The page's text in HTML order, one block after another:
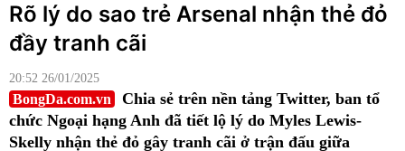
Rõ lý do sao trẻ Arsenal nhận thẻ đỏ
đầy tranh cãi
20:52 26/01/2025
BongDa.com.vn
Chia sẻ trên nền tảng Twitter, ban tổ
chức Ngoại hạng Anh đã tiết lộ lý do Myles Lewis-
Skelly nhận thẻ đỏ gây tranh cãi ở trận đấu giữa